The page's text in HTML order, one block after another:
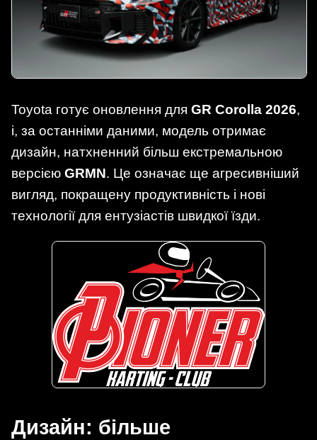
Toyota готує оновлення для GR Corolla 2026,
і, за останніми даними, модель отримає
дизайн, натхненний більш екстремальною
версією GRMN. Це означає ще агресивніший
вигляд, покращену продуктивність і нові
технології для ентузіастів швидкої їзди.
Дизайн: більше